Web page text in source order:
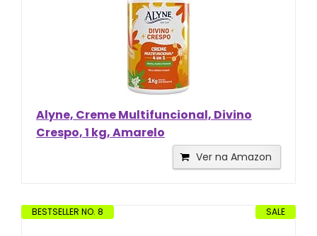
Alyne, Creme Multifuncional, Divino
Crespo, 1 kg, Amarelo
Ver na Amazon
SALE
BESTSELLER NO. 8